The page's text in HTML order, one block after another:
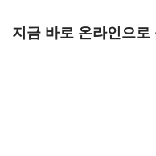
지금 바로 온라인으로